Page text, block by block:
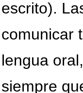
escrito).
comunicar
lengua
siempre